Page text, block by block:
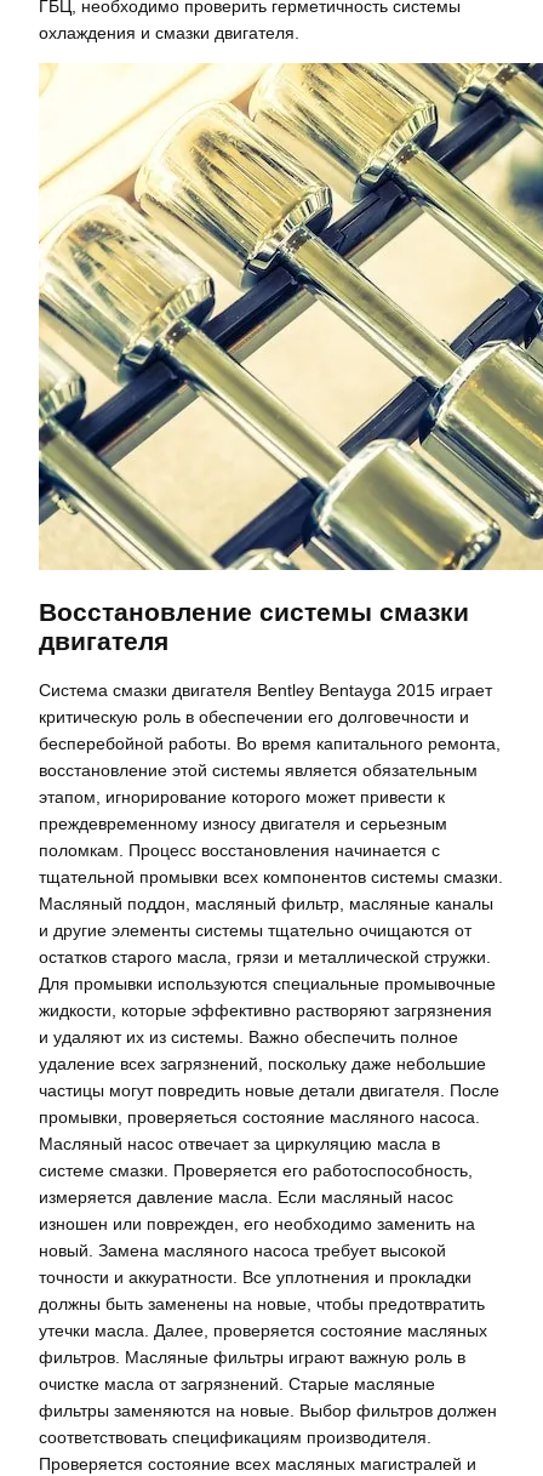
ГБЦ, необходимо проверить герметичность системы
охлаждения и смазки двигателя.
Восстановление системы смазки
двигателя
Система смазки двигателя Bentley Bentayga 2015 играет
критическую роль в обеспечении его долговечности и
бесперебойной работы. Во время капитального ремонта,
восстановление этой системы является обязательным
этапом, игнорирование которого может привести к
преждевременному износу двигателя и серьезным
поломкам. Процесс восстановления начинается с
тщательной промывки всех компонентов системы смазки.
Масляный поддон, масляный фильтр, масляные каналы
и другие элементы системы тщательно очищаются от
остатков старого масла, грязи и металлической стружки.
Для промывки используются специальные промывочные
жидкости, которые эффективно растворяют загрязнения
и удаляют их из системы. Важно обеспечить полное
удаление всех загрязнений, поскольку даже небольшие
частицы могут повредить новые детали двигателя. После
промывки, проверяеться состояние масляного насоса.
Масляный насос отвечает за циркуляцию масла в
системе смазки. Проверяется его работоспособность,
измеряется давление масла. Если масляный насос
изношен или поврежден, его необходимо заменить на
новый. Замена масляного насоса требует высокой
точности и аккуратности. Все уплотнения и прокладки
должны быть заменены на новые, чтобы предотвратить
утечки масла. Далее, проверяется состояние масляных
фильтров. Масляные фильтры играют важную роль в
очистке масла от загрязнений. Старые масляные
фильтры заменяются на новые. Выбор фильтров должен
соответствовать спецификациям производителя.
Проверяется состояние всех масляных магистралей и